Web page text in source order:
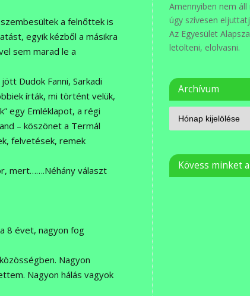
a felnőttek is
egyik kézből a másikra
sem marad le a
Dudok Fanni, Sarkadi
írták, mi történt velük,
egy Emléklapot, a régi
– köszönet a Termál
felvetések, remek
mert…….Néhány választ
8 évet, nagyon fog
Nagyon
Nagyon hálás vagyok
Amennyiben nem
úgy szívesen
Az Egyesület
letölteni, elolvasni.
Archívum
Kövess minket